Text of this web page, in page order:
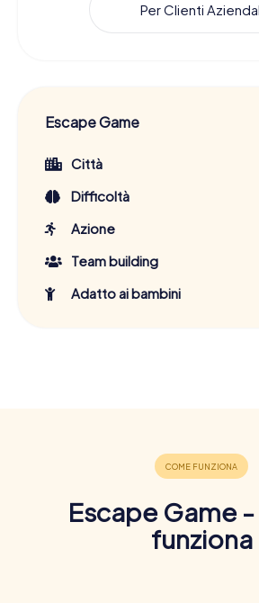
Per Clienti
Escape Game
Città
Difficoltà
Azione
Team building
Adatto ai bambini
Escape Game
funziona